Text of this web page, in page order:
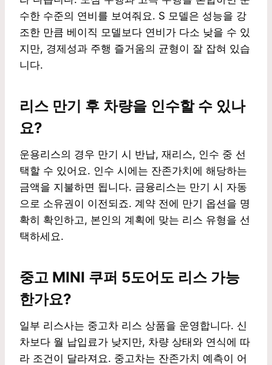
수한 수준의 연비를 보여줘요. S 모델은 성능을 강
조한 만큼 베이직 모델보다 연비가 다소 낮을 수 있
지만, 경제성과 주행 즐거움의 균형이 잘 잡혀 있습
니다.
리스 만기 후 차량을 인수할 수 있나
요?
운용리스의 경우 만기 시 반납, 재리스, 인수 중 선
택할 수 있어요. 인수 시에는 잔존가치에 해당하는
금액을 지불하면 됩니다. 금융리스는 만기 시 자동
으로 소유권이 이전되죠. 계약 전에 만기 옵션을 명
확히 확인하고, 본인의 계획에 맞는 리스 유형을 선
택하세요.
중고 MINI 쿠퍼 5도어도 리스 가능
한가요?
일부 리스사는 중고차 리스 상품을 운영합니다. 신
차보다 월 납입료가 낮지만, 차량 상태와 연식에 따
라 조건이 달라져요. 중고차는 잔존가치 예측이 어